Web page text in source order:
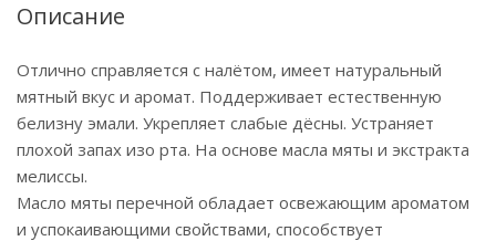
Описание
Отлично справляется с налётом, имеет натуральный
мятный вкус и аромат. Поддерживает естественную
белизну эмали. Укрепляет слабые дёсны. Устраняет
плохой запах изо рта. На основе масла мяты и экстракта
мелиссы.
Масло мяты перечной обладает освежающим ароматом
и успокаивающими свойствами, способствует